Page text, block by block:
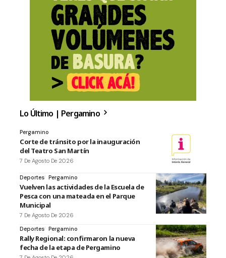
Lo Último | Pergamino
Pergamino
Corte de tránsito por la inauguración
del Teatro San Martín
7 De Agosto De 2026
Deportes Pergamino
Vuelven las actividades de la Escuela de
Pesca con una mateada en el Parque
Municipal
7 De Agosto De 2026
Deportes Pergamino
Rally Regional: confirmaron la nueva
fecha de la etapa de Pergamino